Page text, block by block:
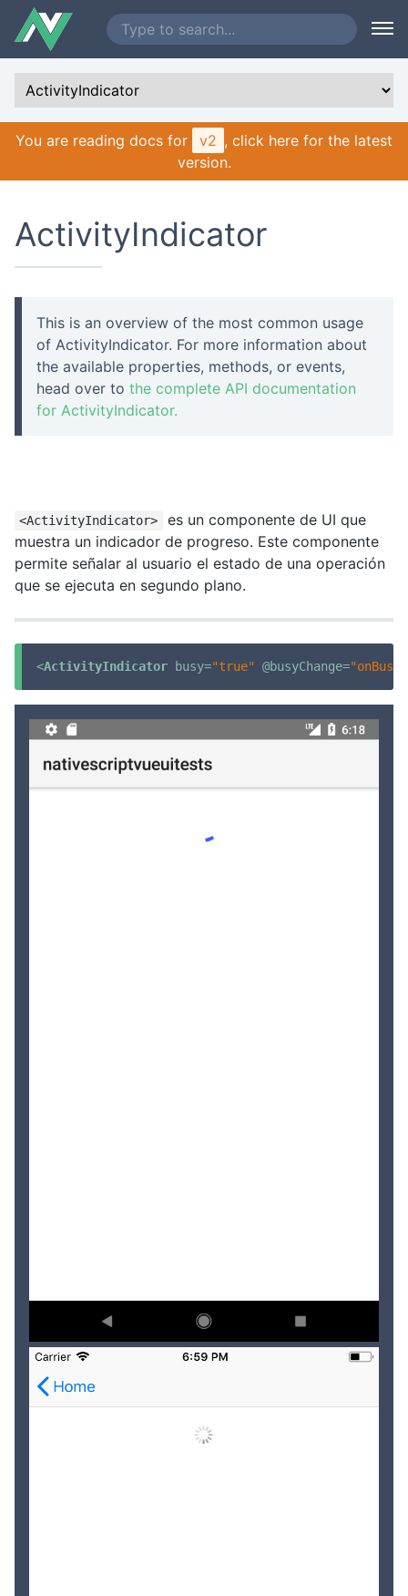
You are reading docs for v2 , click here for the latest
version.
ActivityIndicator
This is an overview of the most common usage
of ActivityIndicator. For more information about
the available properties, methods, or events,
head over to the complete API documentation
for ActivityIndicator.
<ActivityIndicator>
es un componente de UI que
muestra un indicador de progreso. Este componente
permite señalar al usuario el estado de una operación
que se ejecuta en segundo plano.
<ActivityIndicator busy="true" @busyChange=